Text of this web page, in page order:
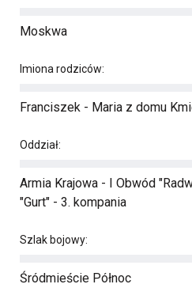
Moskwa
Imiona rodziców:
Franciszek - Maria z domu
Oddział:
Armia Krajowa - I Obwód
"Gurt" - 3. kompania
Szlak bojowy:
Śródmieście Północ